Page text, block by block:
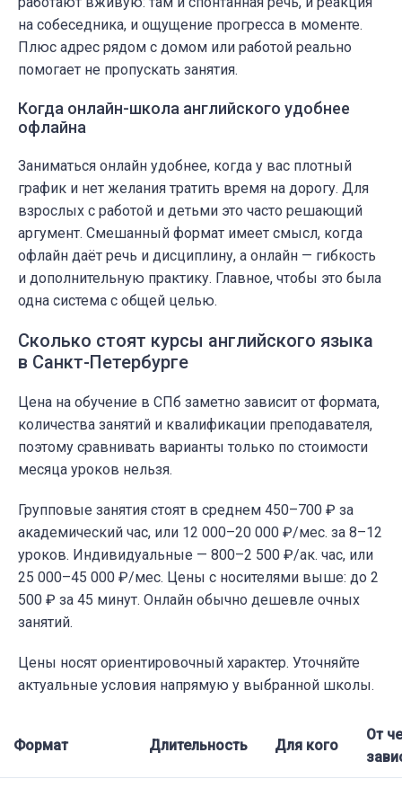
на собеседника, и ощущение прогресса в моменте.
Плюс адрес рядом с домом или работой реально
помогает не пропускать занятия.
Когда онлайн-школа английского удобнее
офлайна
Заниматься онлайн удобнее, когда у вас плотный
график и нет желания тратить время на дорогу. Для
взрослых с работой и детьми это часто решающий
аргумент. Смешанный формат имеет смысл, когда
офлайн даёт речь и дисциплину, а онлайн — гибкость
и дополнительную практику. Главное, чтобы это была
одна система с общей целью.
Сколько стоят курсы английского языка
в Санкт-Петербурге
Цена на обучение в СПб заметно зависит от формата,
количества занятий и квалификации преподавателя,
поэтому сравнивать варианты только по стоимости
месяца уроков нельзя.
Групповые занятия стоят в среднем 450–700 ₽ за
академический час, или 12 000–20 000 ₽/мес. за 8–12
уроков. Индивидуальные — 800–2 500 ₽/ак. час, или
25 000–45 000 ₽/мес. Цены с носителями выше: до 2
500 ₽ за 45 минут. Онлайн обычно дешевле очных
занятий.
Цены носят ориентировочный характер. Уточняйте
актуальные условия напрямую у выбранной школы.
Формат Длительность Для кого
От